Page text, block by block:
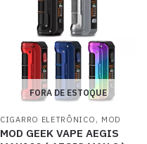
FORA DE ESTOQUE
CIGARRO ELETRÔNICO , MOD
MOD GEEK VAPE AEGIS